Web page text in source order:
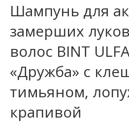
Шампунь для
замерших
волос BINT
«Дружба» с
тимьяном,
крапивой